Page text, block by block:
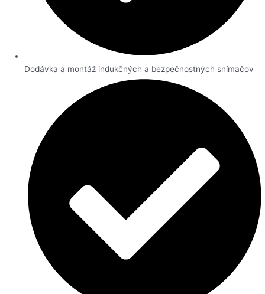
Dodávka a montáž indukčných a bezpečnostných snímačov